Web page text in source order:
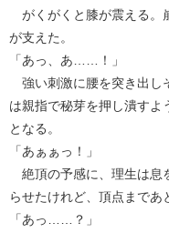
がくがくと膝が震える。
が支えた。
「あっ、あ……！」
強い刺激に腰を突き出し
は親指で秘芽を押し潰すよ
となる。
「あぁぁっ！」
絶頂の予感に、理生は息
らせたけれど、頂点まであ
「あっ……？」